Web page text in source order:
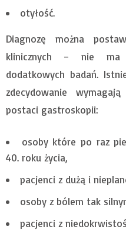
otyłość.
Diagnozę można
klinicznych – nie ma
dodatkowych badań.
zdecydowanie
postaci gastroskopii:
osoby które po raz
40. roku życia,
pacjenci z dużą i
osoby z bólem tak
pacjenci z